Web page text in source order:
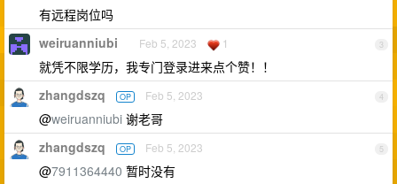
有远程岗位吗
3
weiruanniubi Feb 5, 2023 1
就凭不限学历，我专门登录进来点个赞！！
4
zhangdszq OP Feb 5, 2023
@weiruanniubi 谢老哥
5
zhangdszq OP Feb 5, 2023
@7911364440 暂时没有